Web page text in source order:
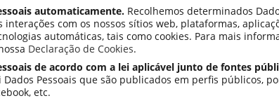
automaticamente. Recolhemos determinados
interações com os nossos sítios web, plataformas,
automáticas, tais como cookies. Para mais
Declaração de Cookies.
de acordo com a lei aplicável junto de fontes
Dados Pessoais que são publicados em perfis públicos,
etc.